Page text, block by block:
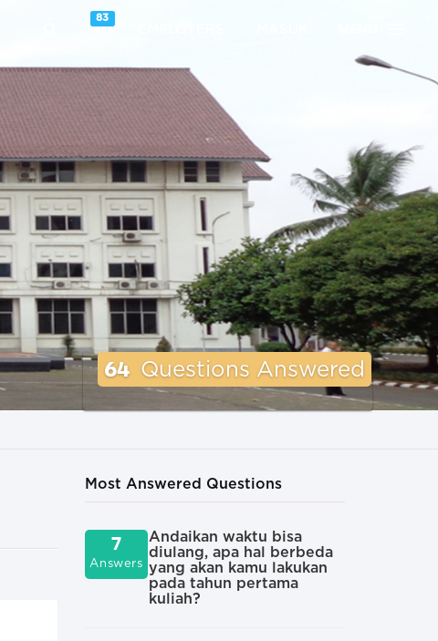
83
64 Questions Answered
Most Answered Questions
7
Answers
Andaikan waktu bisa
diulang, apa hal berbeda
yang akan kamu lakukan
pada tahun pertama
kuliah?